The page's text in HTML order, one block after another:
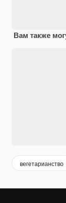
Вам также
вегетарианство